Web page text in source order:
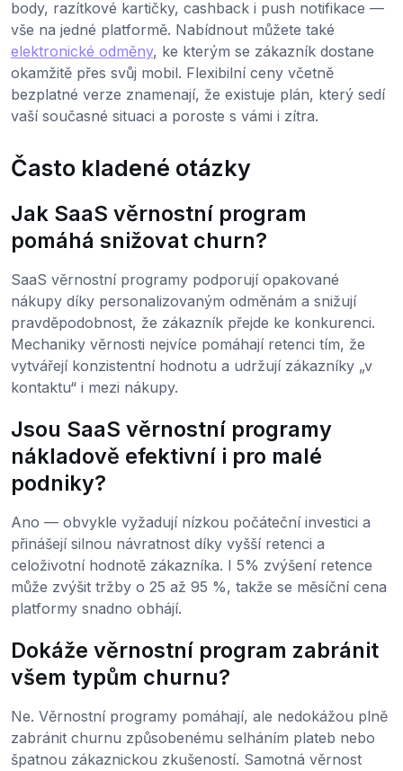
body, razítkové kartičky, cashback i push notifikace —
vše na jedné platformě. Nabídnout můžete také
elektronické odměny, ke kterým se zákazník dostane
okamžitě přes svůj mobil. Flexibilní ceny včetně
bezplatné verze znamenají, že existuje plán, který sedí
vaší současné situaci a poroste s vámi i zítra.
Často kladené otázky
Jak SaaS věrnostní program
pomáhá snižovat churn?
SaaS věrnostní programy podporují opakované
nákupy díky personalizovaným odměnám a snižují
pravděpodobnost, že zákazník přejde ke konkurenci.
Mechaniky věrnosti nejvíce pomáhají retenci tím, že
vytvářejí konzistentní hodnotu a udržují zákazníky „v
kontaktu“ i mezi nákupy.
Jsou SaaS věrnostní programy
nákladově efektivní i pro malé
podniky?
Ano — obvykle vyžadují nízkou počáteční investici a
přinášejí silnou návratnost díky vyšší retenci a
celoživotní hodnotě zákazníka. I 5% zvýšení retence
může zvýšit tržby o 25 až 95 %, takže se měsíční cena
platformy snadno obhájí.
Dokáže věrnostní program zabránit
všem typům churnu?
Ne. Věrnostní programy pomáhají, ale nedokážou plně
zabránit churnu způsobenému selháním plateb nebo
špatnou zákaznickou zkušeností. Samotná věrnost